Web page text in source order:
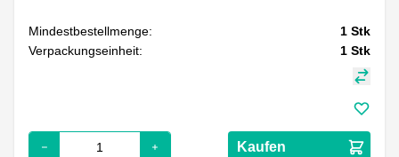
Mindestbestellmenge: 1 Stk
Verpackungseinheit:
1 Stk
Kaufen